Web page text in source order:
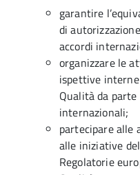
garantire
di
accordi
organizzare le
ispettive
Qualità da
internazionali;
partecipare
alle iniziative
Regolatorie